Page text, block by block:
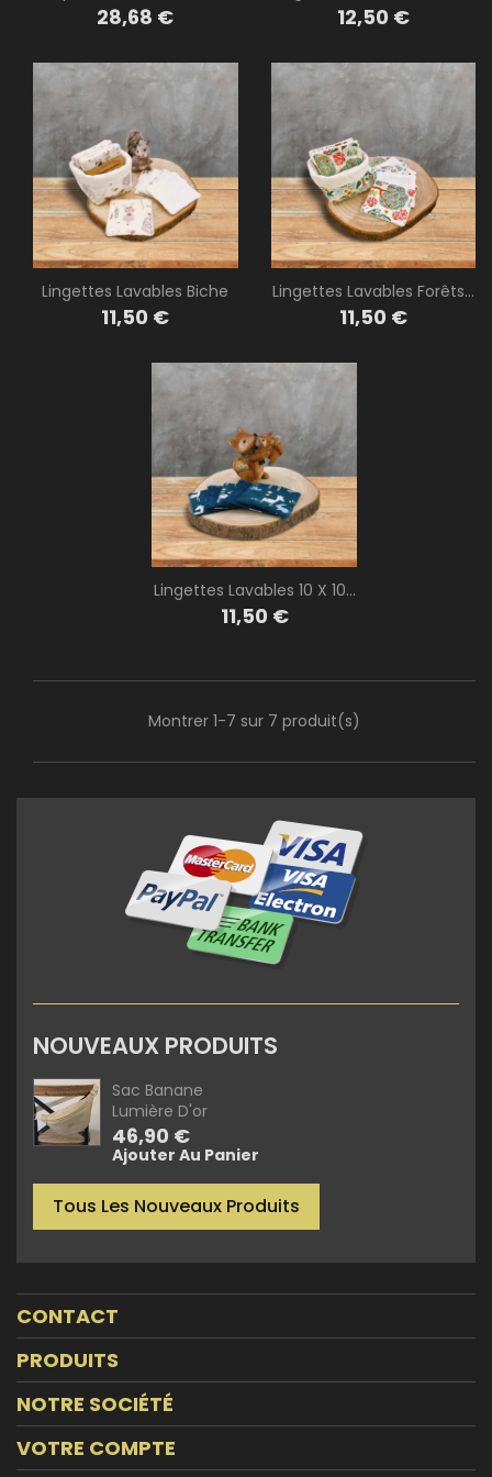
Prix
28,68 € Prix
12,50 €
Lingettes Lavables Biche
Prix
11,50 €
Lingettes Lavables Forêts...
Prix
11,50 €
Lingettes Lavables 10 X 10...
Prix
11,50 €
Montrer 1-7 sur 7 produit(s)
NOUVEAUX PRODUITS
Sac Banane
Lumière D'or
Prix
46,90 €
Ajouter Au Panier
Tous Les Nouveaux Produits
CONTACT
PRODUITS
NOTRE SOCIÉTÉ
VOTRE COMPTE